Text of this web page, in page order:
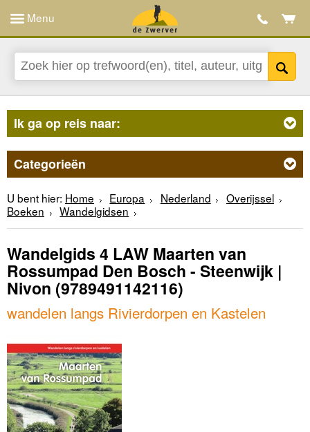
Menu
Ik ga op reis naar:
Categorieën
U bent hier: Home Europa Nederland
Overijssel
Boeken
Wandelgidsen
Wandelgids 4 LAW Maarten van
Rossumpad Den Bosch - Steenwijk |
Nivon (9789491142116)
wandelen langs Rivierdorpen en Kastelen